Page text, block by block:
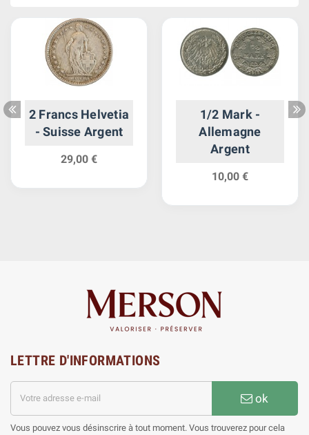
2 Francs Helvetia
- Suisse Argent
29,00 €
1/2 Mark -
Allemagne
Argent
10,00 €
LETTRE D'INFORMATIONS
ok
Vous pouvez vous désinscrire à tout moment. Vous trouverez pour cela